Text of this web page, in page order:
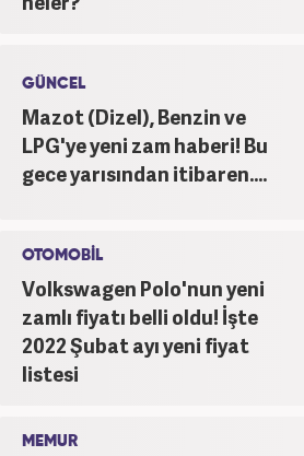
GÜNCEL
Mazot (Dizel), Benzin ve
LPG'ye yeni zam haberi! Bu
gece yarısından itibaren....
OTOMOBİL
Volkswagen Polo'nun yeni
zamlı fiyatı belli oldu! İşte
2022 Şubat ayı yeni fiyat
listesi
MEMUR